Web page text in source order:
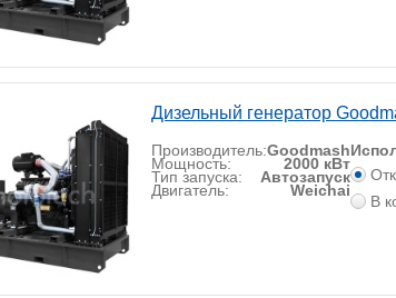
Дизельный генератор
Производитель:Goodmash
Мощность: 2000 кВт
Тип запуска: Автозапуск
Двигатель: Weichai
В